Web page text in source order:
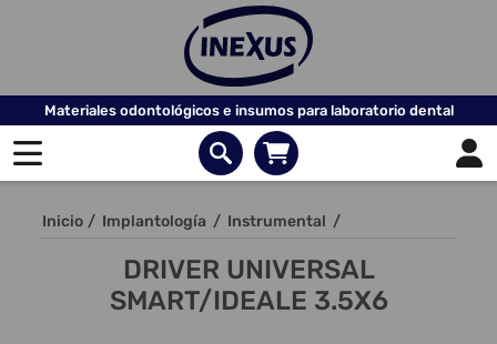
Materiales odontológicos e insumos para laboratorio dental
Inicio / Implantología / Instrumental /
DRIVER UNIVERSAL
SMART/IDEALE 3.5X6